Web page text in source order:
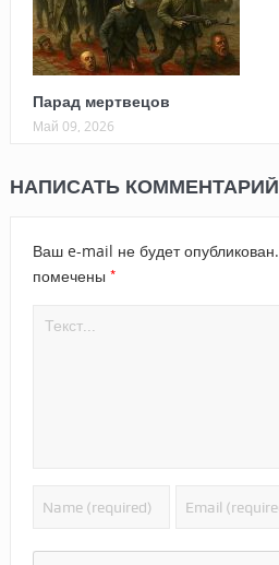
Парад мертвецов
Май 09, 2026
НАПИСАТЬ КОММЕНТАРИЙ
Ваш e-mail не будет опубликован.
помечены *